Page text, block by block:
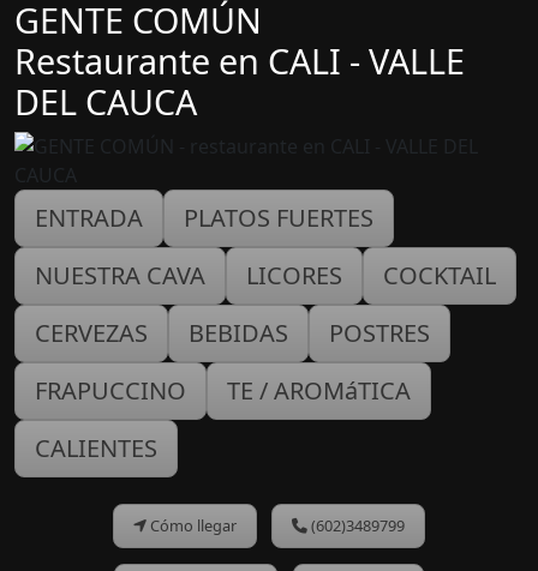
GENTE COMÚN
Restaurante en CALI - VALLE
DEL CAUCA
ENTRADA
PLATOS FUERTES
NUESTRA CAVA
LICORES
COCKTAIL
CERVEZAS
BEBIDAS
POSTRES
FRAPUCCINO
TE / AROMáTICA
CALIENTES
Cómo llegar (602)3489799